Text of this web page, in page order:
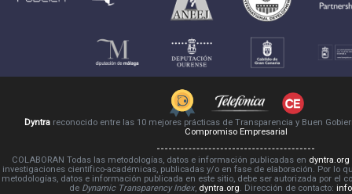
Dyntrareconocido entre las 10 mejores prácticas de Transparencia y Buen
Compromiso Empresarial
COLABORAN Todas las metodologías, datos e información publicadas en dyntra.org
investigaciones científico-académicas, publicadas y/o en fase de elaboración. Por lo
metodologías, datos e información publicada en este sitio, debe ser autorizada por el
de Dynamic Transparency Index, dyntra.org. Dirección de contacto: